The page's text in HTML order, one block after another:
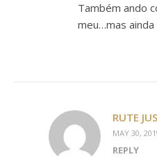
Também ando
meu…mas
RUTE
MAY 30,
REPLY